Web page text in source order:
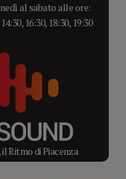
al sabato alle ore:
16:30, 18:30, 19:30
Ritmo di Piacenza